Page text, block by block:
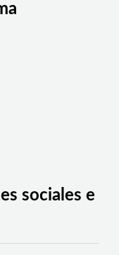
sociales e